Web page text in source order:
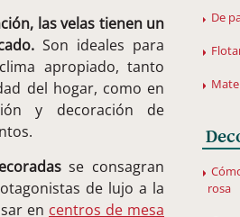
las velas tienen un
Son ideales para
apropiado, tanto
del hogar, como en
y decoración de
se consagran
de lujo a la
en centros de mesa
De
rosa